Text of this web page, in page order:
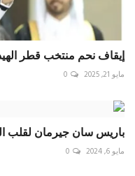
إيقاف نحم منتخب قطر
مايو 21, 2025 0
باريس سان جيرمان لقلب
مايو 6, 2024 0